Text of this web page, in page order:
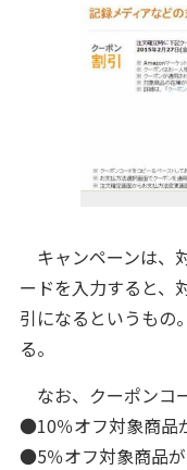
キャンペーンは、
ードを入力すると、
引になるというもの
る。
なお、クーポンコ
●10％オフ対象商品
●5％オフ対象商品